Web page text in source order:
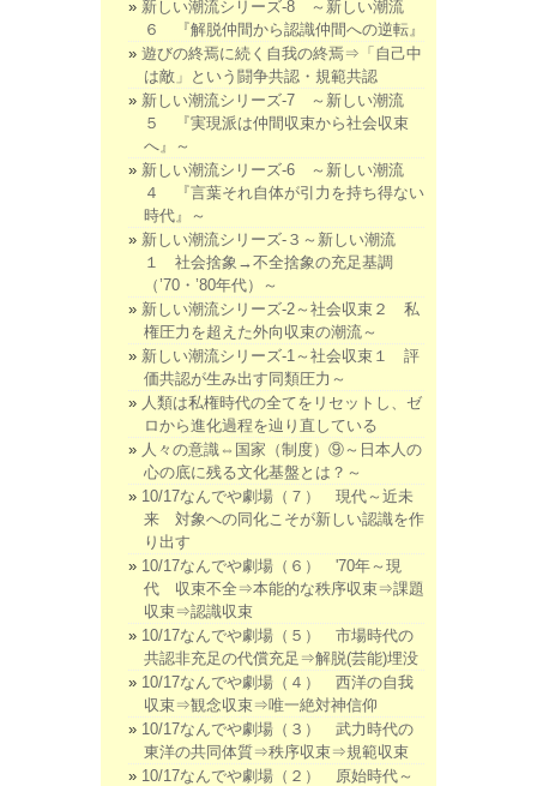
新しい潮流シリーズ-8 ～新しい潮流
６ 『解脱仲間から認識仲間への逆転』
遊びの終焉に続く自我の終焉⇒「自己中
は敵」という闘争共認・規範共認
新しい潮流シリーズ-7 ～新しい潮流
５ 『実現派は仲間収束から社会収束
へ』～
新しい潮流シリーズ-6 ～新しい潮流
４ 『言葉それ自体が引力を持ち得ない
時代』～
新しい潮流シリーズ-３～新しい潮流
１ 社会捨象→不全捨象の充足基調
（’70・’80年代）～
新しい潮流シリーズ-2～社会収束２ 私
権圧力を超えた外向収束の潮流～
新しい潮流シリーズ-1～社会収束１ 評
価共認が生み出す同類圧力～
人類は私権時代の全てをリセットし、ゼ
ロから進化過程を辿り直している
人々の意識⇔国家（制度）⑨～日本人の
心の底に残る文化基盤とは？～
10/17なんでや劇場（７） 現代～近未
来 対象への同化こそが新しい認識を作
り出す
10/17なんでや劇場（６） '70年～現
代 収束不全⇒本能的な秩序収束⇒課題
収束⇒認識収束
10/17なんでや劇場（５） 市場時代の
共認非充足の代償充足⇒解脱(芸能)埋没
10/17なんでや劇場（４） 西洋の自我
収束⇒観念収束⇒唯一絶対神信仰
10/17なんでや劇場（３） 武力時代の
東洋の共同体質⇒秩序収束⇒規範収束
10/17なんでや劇場（２） 原始時代～